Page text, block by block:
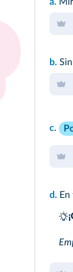
b.
c.
d.